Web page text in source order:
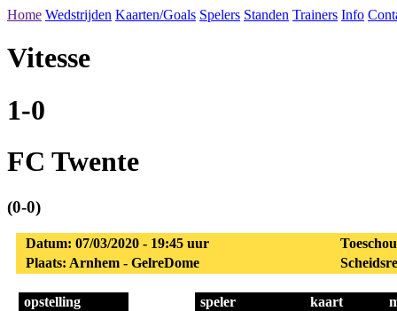
Home Wedstrijden Kaarten/Goals Spelers Standen Trainers Info
Vitesse
1-0
FC Twente
(0-0)
Datum: 07/03/2020 - 19:45 uur
Plaats: Arnhem - GelreDome
opstelling
speler kaart